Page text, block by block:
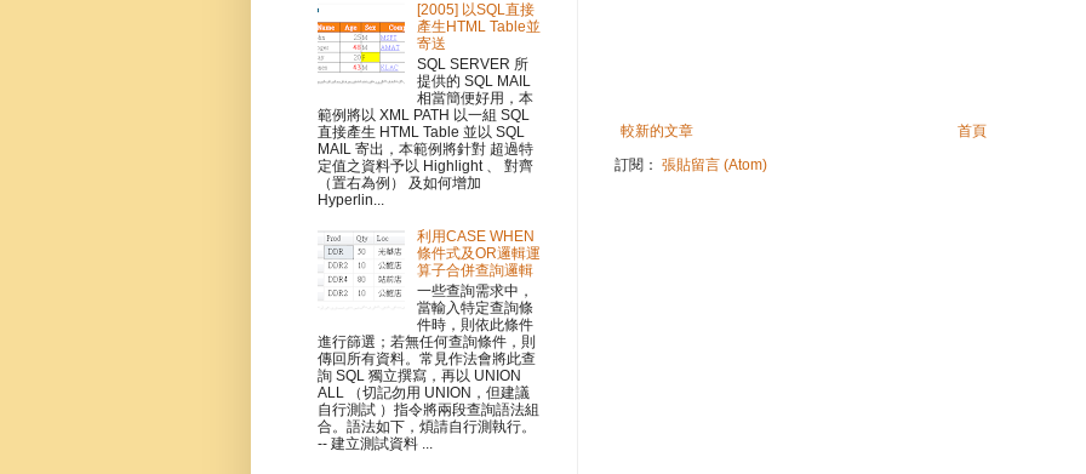
較新的文章
首頁
訂閱： 張貼留言 (Atom)
[2005] 以SQL直接
產生HTML Table並
寄送
SQL SERVER 所
提供的 SQL MAIL
相當簡便好用，本
範例將以 XML PATH 以一組 SQL
直接產生 HTML Table 並以 SQL
MAIL 寄出，本範例將針對 超過特
定值之資料予以 Highlight 、 對齊
（置右為例） 及如何增加
Hyperlin...
利用CASE WHEN
條件式及OR邏輯運
算子合併查詢邏輯
一些查詢需求中，
當輸入特定查詢條
件時，則依此條件
進行篩選；若無任何查詢條件，則
傳回所有資料。常見作法會將此查
詢 SQL 獨立撰寫，再以 UNION
ALL （切記勿用 UNION，但建議
自行測試 ）指令將兩段查詢語法組
合。語法如下，煩請自行測執行。
-- 建立測試資料 ...